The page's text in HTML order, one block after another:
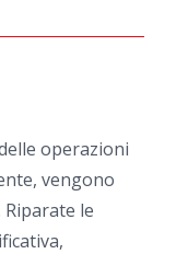
operazioni
vengono
le